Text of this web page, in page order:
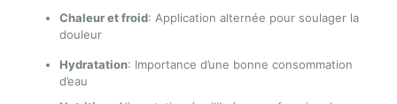
Chaleur et froid: Application alternée pour soulager la
douleur
Hydratation: Importance d’une bonne consommation
d’eau